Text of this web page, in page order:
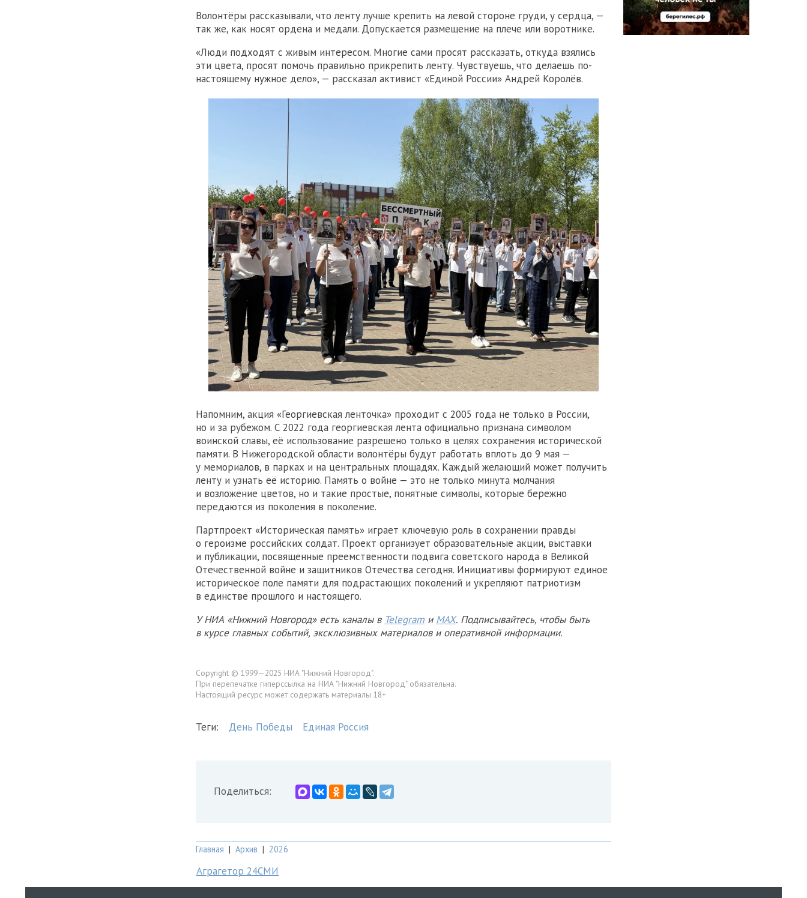
Волонтёры рассказывали, что ленту лучше крепить на левой стороне груди, у сердца, —
так же, как носят ордена и медали. Допускается размещение на плече или воротнике.
«Люди подходят с живым интересом. Многие сами просят рассказать, откуда взялись
эти цвета, просят помочь правильно прикрепить ленту. Чувствуешь, что делаешь по-
настоящему нужное дело», — рассказал активист «Единой России» Андрей Королёв.
Напомним, акция «Георгиевская ленточка» проходит с 2005 года не только в России,
но и за рубежом. С 2022 года георгиевская лента официально признана символом
воинской славы, её использование разрешено только в целях сохранения исторической
памяти. В Нижегородской области волонтёры будут работать вплоть до 9 мая —
у мемориалов, в парках и на центральных площадях. Каждый желающий может получить
ленту и узнать её историю. Память о войне — это не только минута молчания
и возложение цветов, но и такие простые, понятные символы, которые бережно
передаются из поколения в поколение.
Партпроект «Историческая память» играет ключевую роль в сохранении правды
о героизме российских солдат. Проект организует образовательные акции, выставки
и публикации, посвященные преемственности подвига советского народа в Великой
Отечественной войне и защитников Отечества сегодня. Инициативы формируют единое
историческое поле памяти для подрастающих поколений и укрепляют патриотизм
в единстве прошлого и настоящего.
У НИА «Нижний Новгород» есть каналы в Telegram и MAX. Подписывайтесь, чтобы быть
в курсе главных событий, эксклюзивных материалов и оперативной информации.
Copyright © 1999—2025 НИА "Нижний Новгород".
При перепечатке гиперссылка на НИА "Нижний Новгород" обязательна.
Настоящий ресурс может содержать материалы 18+
Теги: День Победы Единая Россия
Поделиться:
Главная | Архив | 2026
Аграгетор 24СМИ